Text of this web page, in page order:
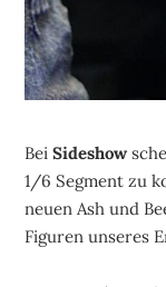
Bei Sideshow
1/6 Segment zu
neuen Ash und
Figuren unseres